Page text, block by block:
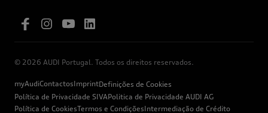
© 2026 AUDI Portugal. Todos os direitos reservados.
myAudiContactosImprintDefinições de Cookies
Política de Privacidade SIVAPolitica de Privacidade AUDI AG
Política de CookiesTermos e CondiçõesIntermediação de Crédito